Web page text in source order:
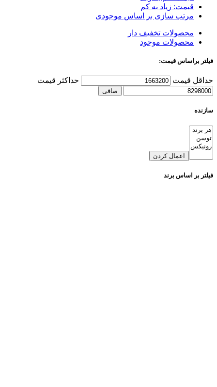
قیمت: زیاد به کم
مرتب سازی بر اساس موجودی
محصولات تخفیف دار
محصولات موجود
فیلتر براساس قیمت:
حداقل قیمت حداكثر قيمت
صافی
سازنده
اعمال کردن
فیلتر بر اساس برند